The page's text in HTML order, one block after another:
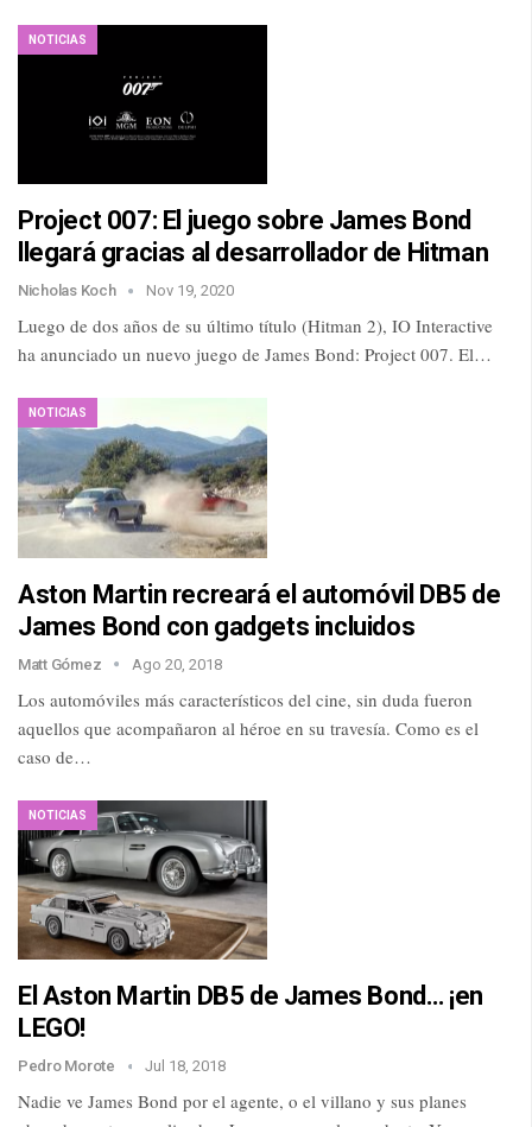
NOTICIAS
Project 007: El juego sobre James Bond
llegará gracias al desarrollador de Hitman
Nicholas Koch Nov 19, 2020
Luego de dos años de su último título (Hitman 2), IO Interactive
ha anunciado un nuevo juego de James Bond: Project 007. El…
NOTICIAS
Aston Martin recreará el automóvil DB5 de
James Bond con gadgets incluidos
Matt Gómez Ago 20, 2018
Los automóviles más característicos del cine, sin duda fueron
aquellos que acompañaron al héroe en su travesía. Como es el
caso de…
NOTICIAS
El Aston Martin DB5 de James Bond… ¡en
LEGO!
Pedro Morote Jul 18, 2018
Nadie ve James Bond por el agente, o el villano y sus planes